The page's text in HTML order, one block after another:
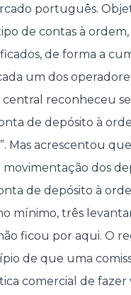
português.
de contas à ordem,
de forma a
um dos
central reconheceu
de depósito à
Mas acrescentou
dos
de depósito à
mínimo, três
ficou por aqui. O
de que uma
comercial de